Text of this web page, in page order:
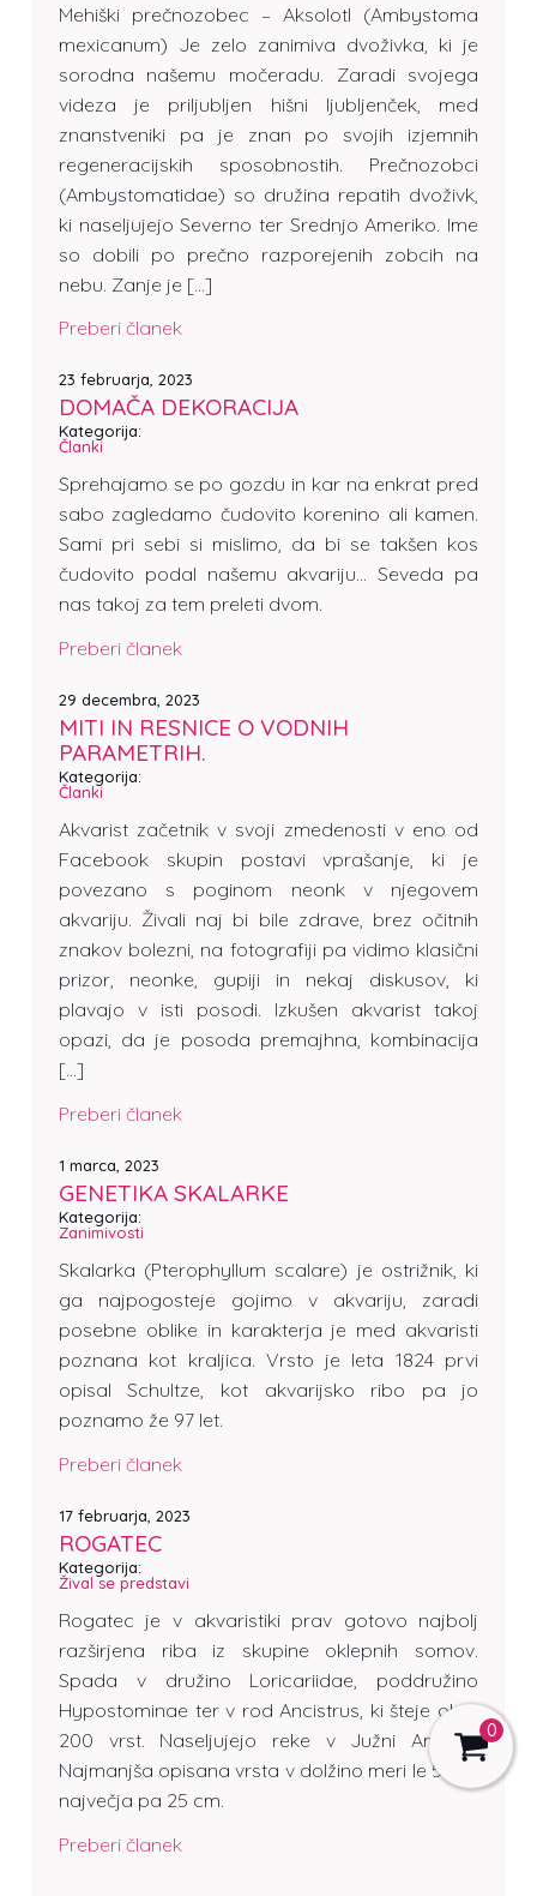
0
Mehiški prečnozobec – Aksolotl (Ambystoma
mexicanum) Je zelo zanimiva dvoživka, ki je
sorodna našemu močeradu. Zaradi svojega
videza je priljubljen hišni ljubljenček, med
znanstveniki pa je znan po svojih izjemnih
regeneracijskih sposobnostih. Prečnozobci
(Ambystomatidae) so družina repatih dvoživk,
ki naseljujejo Severno ter Srednjo Ameriko. Ime
so dobili po prečno razporejenih zobcih na
nebu. Zanje je […]
Preberi članek
23 februarja, 2023
DOMAČA DEKORACIJA
Kategorija:
Članki
Sprehajamo se po gozdu in kar na enkrat pred
sabo zagledamo čudovito korenino ali kamen.
Sami pri sebi si mislimo, da bi se takšen kos
čudovito podal našemu akvariju… Seveda pa
nas takoj za tem preleti dvom.
Preberi članek
29 decembra, 2023
MITI IN RESNICE O VODNIH
PARAMETRIH.
Kategorija:
Članki
Akvarist začetnik v svoji zmedenosti v eno od
Facebook skupin postavi vprašanje, ki je
povezano s poginom neonk v njegovem
akvariju. Živali naj bi bile zdrave, brez očitnih
znakov bolezni, na fotografiji pa vidimo klasični
prizor, neonke, gupiji in nekaj diskusov, ki
plavajo v isti posodi. Izkušen akvarist takoj
opazi, da je posoda premajhna, kombinacija
[…]
Preberi članek
1 marca, 2023
GENETIKA SKALARKE
Kategorija:
Zanimivosti
Skalarka (Pterophyllum scalare) je ostrižnik, ki
ga najpogosteje gojimo v akvariju, zaradi
posebne oblike in karakterja je med akvaristi
poznana kot kraljica. Vrsto je leta 1824 prvi
opisal Schultze, kot akvarijsko ribo pa jo
poznamo že 97 let.
Preberi članek
17 februarja, 2023
ROGATEC
Kategorija:
Žival se predstavi
Rogatec je v akvaristiki prav gotovo najbolj
razširjena riba iz skupine oklepnih somov.
Spada v družino Loricariidae, poddružino
Hypostominae ter v rod Ancistrus, ki šteje okoli
200 vrst. Naseljujejo reke v Južni Ameriki.
Najmanjša opisana vrsta v dolžino meri le 5 cm,
največja pa 25 cm.
Preberi članek